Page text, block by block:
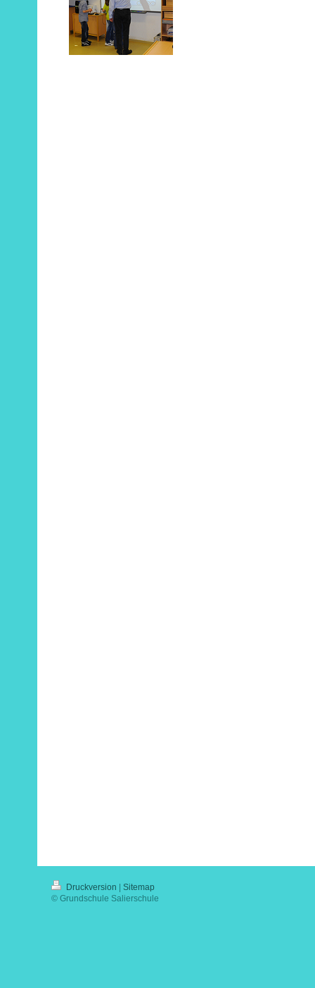
Druckversion
Sitemap
© Grundschule Salierschule